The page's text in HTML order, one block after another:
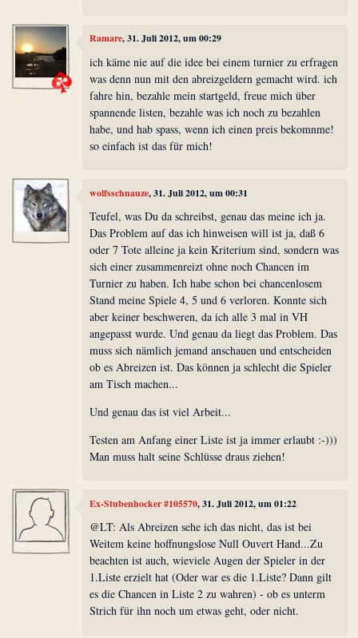
Ramare, 31. Juli 2012, um 00:29
ich käme nie auf die idee bei einem turnier zu erfragen
was denn nun mit den abreizgeldern gemacht wird. ich
fahre hin, bezahle mein startgeld, freue mich über
spannende listen, bezahle was ich noch zu bezahlen
habe, und hab spass, wenn ich einen preis bekomnme!
so einfach ist das für mich!
wolfsschnauze, 31. Juli 2012, um 00:31
Teufel, was Du da schreibst, genau das meine ich ja.
Das Problem auf das ich hinweisen will ist ja, daß 6
oder 7 Tote alleine ja kein Kriterium sind, sondern was
sich einer zusammenreizt ohne noch Chancen im
Turnier zu haben. Ich habe schon bei chancenlosem
Stand meine Spiele 4, 5 und 6 verloren. Konnte sich
aber keiner beschweren, da ich alle 3 mal in VH
angepasst wurde. Und genau da liegt das Problem. Das
muss sich nämlich jemand anschauen und entscheiden
ob es Abreizen ist. Das können ja schlecht die Spieler
am Tisch machen...
Und genau das ist viel Arbeit...
Testen am Anfang einer Liste ist ja immer erlaubt :-)))
Man muss halt seine Schlüsse draus ziehen!
Ex-Stubenhocker #105570, 31. Juli 2012, um 01:22
@LT: Als Abreizen sehe ich das nicht, das ist bei
Weitem keine hoffnungslose Null Ouvert Hand...Zu
beachten ist auch, wieviele Augen der Spieler in der
1.Liste erzielt hat (Oder war es die 1.Liste? Dann gilt
es die Chancen in Liste 2 zu wahren) - ob es unterm
Strich für ihn noch um etwas geht, oder nicht.